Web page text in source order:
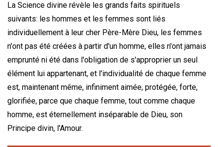
La Science divine révèle les grands faits spirituels
suivants: les hommes et les femmes sont liés
individuellement à leur cher Père-Mère Dieu, les femmes
n'ont pas été créées à partir d'un homme, elles n'ont jamais
emprunté ni été dans l'obligation de s'approprier un seul
élément lui appartenant, et l'individualité de chaque femme
est, maintenant même, infiniment aimée, protégée, forte,
glorifiée, parce que chaque femme, tout comme chaque
homme, est éternellement inséparable de Dieu, son
Principe divin, l'Amour.